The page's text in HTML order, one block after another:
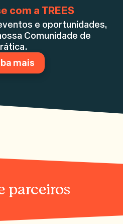
com a TREES
e oportunidades,
Comunidade de
mais
parceiros